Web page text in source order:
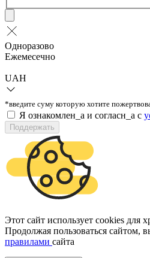
Одноразово
Ежемесечно
UAH
*введите суму которую хотите
Я ознакомлен_а и согласн_а c
Поддержать
Этот сайт использует cookies для
Продолжая пользоваться сайтом,
правилами сайта